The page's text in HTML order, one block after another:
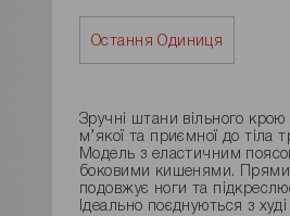
Остання Одиниця
Зручні штани вільного крою
м’якої та приємної до тіла
Модель з еластичним
боковими кишенями.
подовжує ноги та
Ідеально поєднуються з